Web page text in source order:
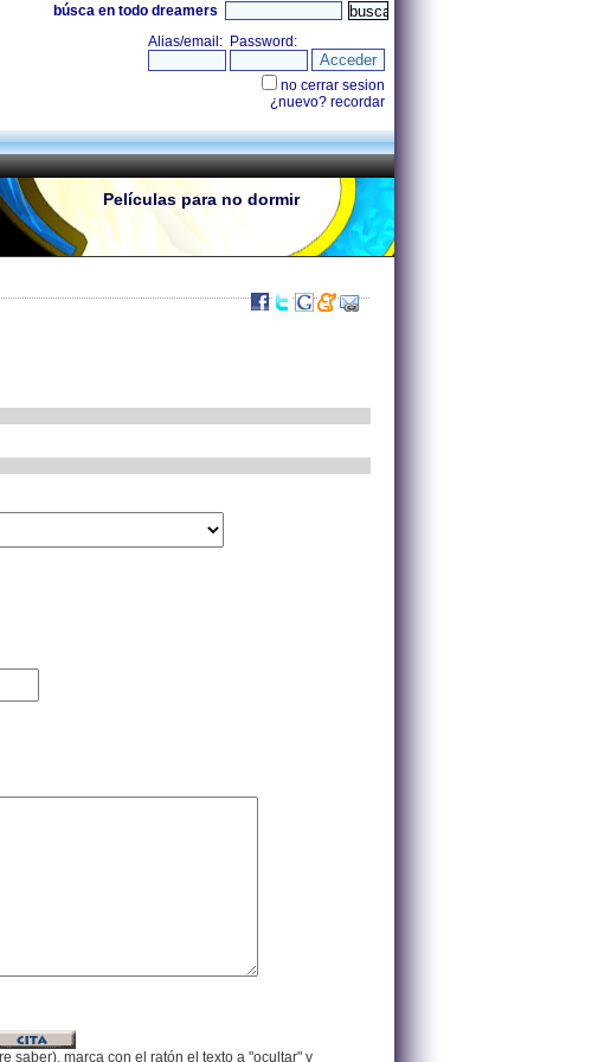
búsca en todo dreamers
Películas para no dormir
saber), marca con el ratón el texto a "ocultar" y